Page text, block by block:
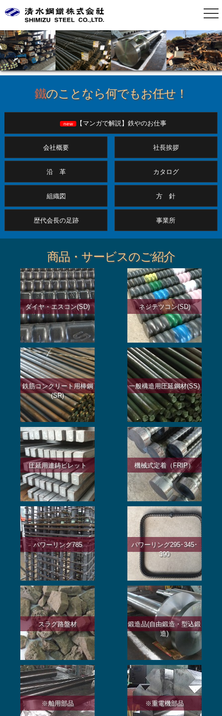
鐵のことなら何でもお任せ！
new 【マンガで解説】鉄やのお仕事
社長挨拶
会社概要
カタログ
沿 革
方 針
組織図
事業所
歴代会長の足跡
商品・サービスのご紹介
ダイヤ・エスコン(SD) ネジテツコン(SD)
鉄筋コンクリート用棒鋼
(SR)
一般構造用圧延鋼材(SS)
圧延用連鋳ビレット 機械式定着（FRIP）
パワーリング785
パワーリング295･345･
390
スラグ路盤材
鍛造品(自由鍛造・型込鍛
造)
※舶用部品 ※重電機部品